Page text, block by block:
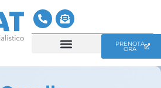
PRENOTA
ORA